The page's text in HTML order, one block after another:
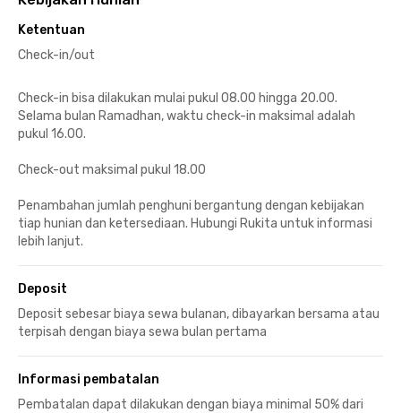
Ketentuan
Check-in/out
Check-in bisa dilakukan mulai pukul 08.00 hingga 20.00.
Selama bulan Ramadhan, waktu check-in maksimal adalah
pukul 16.00.
Check-out maksimal pukul 18.00
Penambahan jumlah penghuni bergantung dengan kebijakan
tiap hunian dan ketersediaan. Hubungi Rukita untuk informasi
lebih lanjut.
Deposit
Deposit sebesar biaya sewa bulanan, dibayarkan bersama atau
terpisah dengan biaya sewa bulan pertama
Informasi pembatalan
Pembatalan dapat dilakukan dengan biaya minimal 50% dari